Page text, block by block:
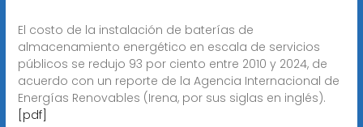
El costo de la instalación de baterías de
almacenamiento energético en escala de servicios
públicos se redujo 93 por ciento entre 2010 y 2024, de
acuerdo con un reporte de la Agencia Internacional de
Energías Renovables (Irena, por sus siglas en inglés).
[pdf]